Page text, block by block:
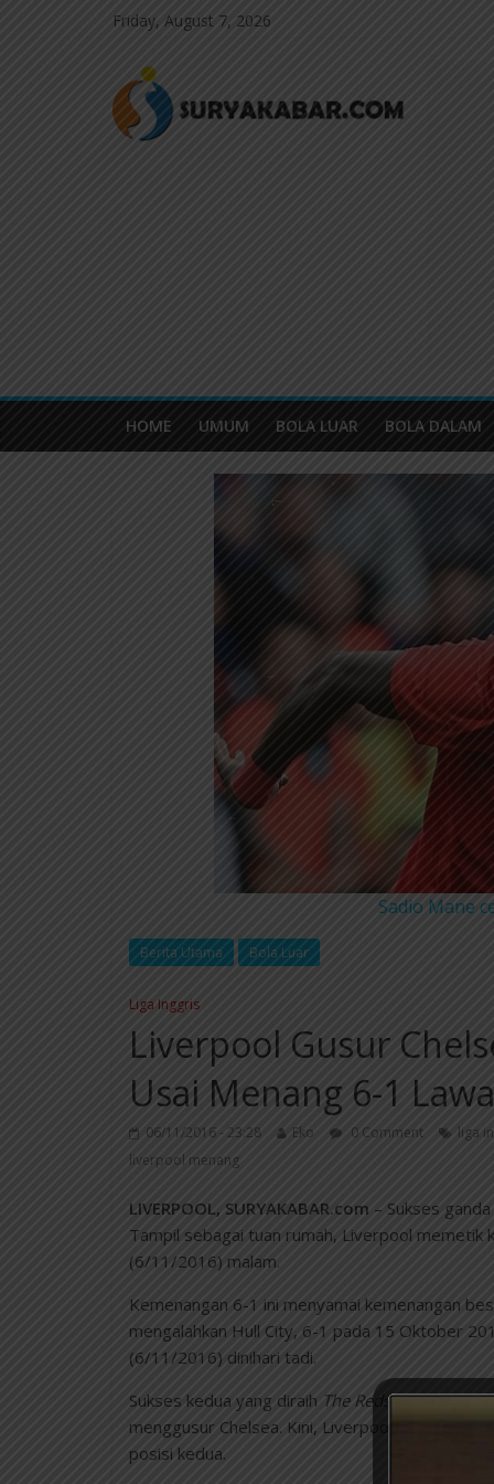
Friday, August 7, 2026
HOME UMUM BOLA LUAR BOLA DALAM
Sadio Mane
Berita Utama Bola Luar
Liga Inggris
Liverpool Gusur
Usai Menang 6-1
06/11/2016 - 23:28 Eko 0 Comment liga
liverpool menang
LIVERPOOL, SURYAKABAR.com – Sukses
Tampil sebagai tuan rumah, Liverpool
(6/11/2016) malam.
Kemenangan 6-1 ini menyamai kemenangan
mengalahkan Hull City, 6-1 pada 15 Oktober
(6/11/2016) dinihari tadi.
Sukses kedua yang diraih The RedsLiverpool,
menggusur Chelsea. Kini, Liverpool
posisi kedua.